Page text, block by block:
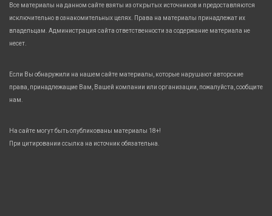
Все материалы на данном сайте взяты из открытых источников и предоставляются
исключительно в ознакомительных целях. Права на материалы принадлежат их
владельцам. Администрация сайта ответственности за содержание материала не
несет.
Если Вы обнаружили на нашем сайте материалы, которые нарушают авторские
права, принадлежащие Вам, Вашей компании или организации, пожалуйста, сообщите
нам.
На сайте могут быть опубликованы материалы 18+!
При цитировании ссылка на источник обязательна.